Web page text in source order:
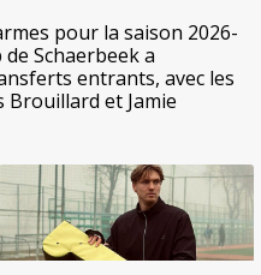
pour la saison 2026-
Schaerbeek a
entrants, avec les
Brouillard et Jamie